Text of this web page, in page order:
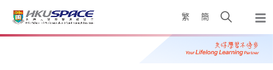
繁 簡
Open
search
panel
Main